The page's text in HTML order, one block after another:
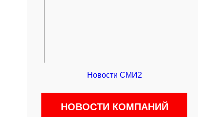
Новости СМИ2
НОВОСТИ КОМПАНИЙ